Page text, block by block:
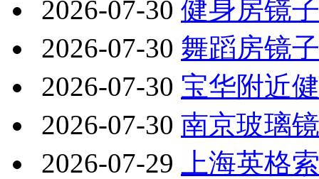
2026-07-30 健身房镜
2026-07-30 舞蹈房镜
2026-07-30 宝华附近
2026-07-30 南京玻璃
2026-07-29
上海英格